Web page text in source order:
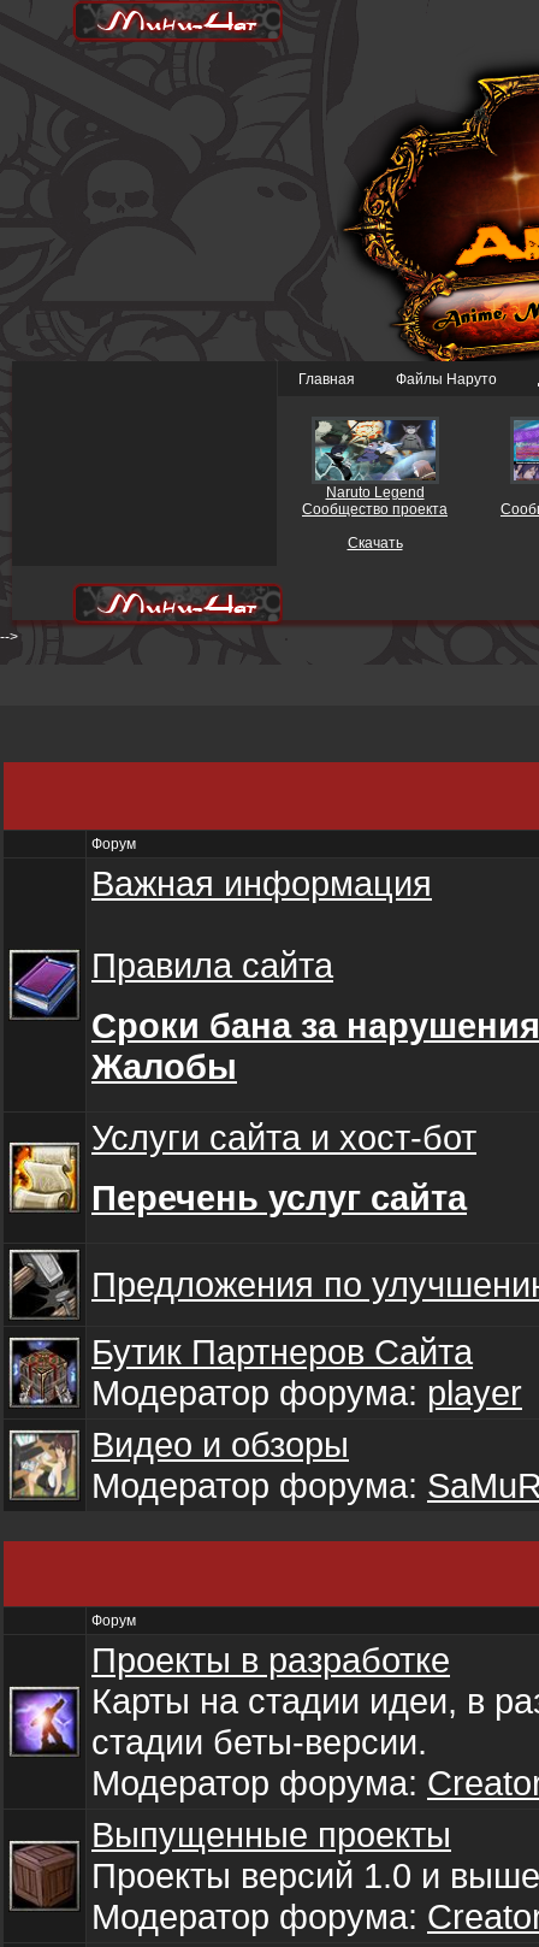
Главная Файлы Наруто
Naruto Legend
Сообщество проекта
Скачать
-->
Форум
Важная информация
Правила сайта
Сроки бана за
Жалобы
Услуги сайта и хост-бот
Перечень услуг сайта
Предложения по
Бутик Партнеров Сайта
Модератор форума: player
Видео и обзоры
Модератор форума:
Форум
Проекты в разработке
Карты на стадии идеи, в
стадии беты-версии.
Модератор форума:
Выпущенные проекты
Проекты версий 1.0 и выше
Модератор форума: